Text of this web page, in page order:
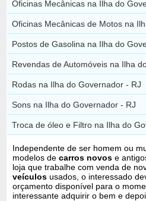
Oficinas Mecânicas na Ilha do
Oficinas Mecânicas de Motos na
Postos de Gasolina na Ilha do
Revendas de Automóveis na Ilha
Rodas na Ilha do Governador - RJ
Sons na Ilha do Governador - RJ
Troca de óleo e Filtro na Ilha do
Independente de ser homem ou
modelos decarros novos e
loja que trabalhe com venda de
veículos usados, o interessado
orçamento disponível para o
interessante adquirir o bem e